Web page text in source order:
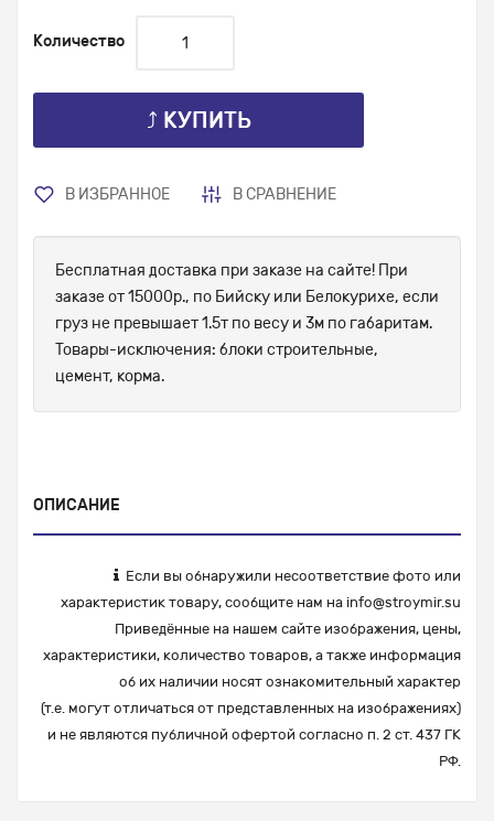
Количество
⤴ КУПИТЬ
В ИЗБРАННОЕ В СРАВНЕНИЕ
Бесплатная доставка при заказе на сайте! При
заказе от 15000р., по Бийску или Белокурихе, если
груз не превышает 1.5т по весу и 3м по габаритам.
Товары-исключения: блоки строительные,
цемент, корма.
ОПИСАНИЕ
Если вы обнаружили несоответствие фото или
характеристик товару, сообщите нам на info@stroymir.su
Приведённые на нашем сайте изображения, цены,
характеристики, количество товаров, а также информация
об их наличии носят ознакомительный характер
(т.е. могут отличаться от представленных на изображениях)
и не являются публичной офертой согласно п. 2 ст. 437 ГК
РФ.